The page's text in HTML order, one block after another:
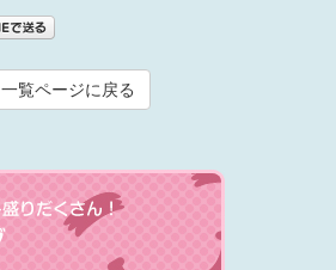
一覧ページに戻る